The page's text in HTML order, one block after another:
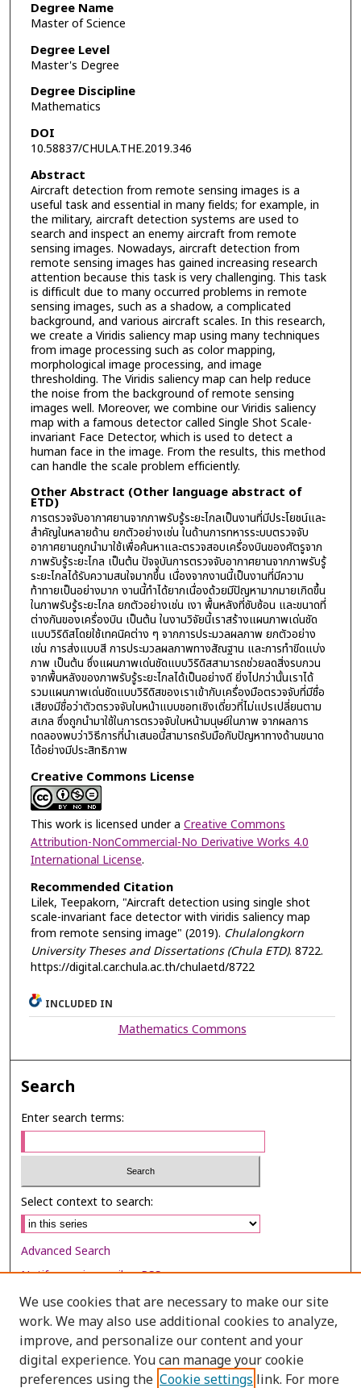
Degree Name
Master of Science
Degree Level
Master's Degree
Degree Discipline
Mathematics
DOI
10.58837/CHULA.THE.2019.346
Abstract
Aircraft detection from remote sensing images is a
useful task and essential in many fields; for example, in
the military, aircraft detection systems are used to
search and inspect an enemy aircraft from remote
sensing images. Nowadays, aircraft detection from
remote sensing images has gained increasing research
attention because this task is very challenging. This task
is difficult due to many occurred problems in remote
sensing images, such as a shadow, a complicated
background, and various aircraft scales. In this research,
we create a Viridis saliency map using many techniques
from image processing such as color mapping,
morphological image processing, and image
thresholding. The Viridis saliency map can help reduce
the noise from the background of remote sensing
images well. Moreover, we combine our Viridis saliency
map with a famous detector called Single Shot Scale-
invariant Face Detector, which is used to detect a
human face in the image. From the results, this method
can handle the scale problem efficiently.
Other Abstract (Other language abstract of
ETD)
การตรวจจับอากาศยานจากภาพรับรู้ระยะไกลเป็นงานที่มีประโยชน์และ
สำคัญในหลายด้าน ยกตัวอย่างเช่น ในด้านการทหารระบบตรวจจับ
อากาศยานถูกนำมาใช้เพื่อค้นหาและตรวจสอบเครื่องบินของศัตรูจาก
ภาพรับรู้ระยะไกล เป็นต้น ปัจจุบันการตรวจจับอากาศยานจากภาพรับรู้
ระยะไกลได้รับความสนใจมากขึ้น เนื่องจากงานนี้เป็นงานที่มีความ
ท้าทายเป็นอย่างมาก งานนี้ทำได้ยากเนื่องด้วยมีปัญหามากมายเกิดขึ้น
ในภาพรับรู้ระยะไกล ยกตัวอย่างเช่น เงา พื้นหลังที่ซับซ้อน และขนาดที่
ต่างกันของเครื่องบิน เป็นต้น ในงานวิจัยนี้เราสร้างแผนภาพเด่นชัด
แบบวิริดิสโดยใช้เทคนิคต่าง ๆ จากการประมวลผลภาพ ยกตัวอย่าง
เช่น การส่งแบบสี การประมวลผลภาพทางสัณฐาน และการทำขีดแบ่ง
ภาพ เป็นต้น ซึ่งแผนภาพเด่นชัดแบบวิริดิสสามารถช่วยลดสิ่งรบกวน
จากพื้นหลังของภาพรับรู้ระยะไกลได้เป็นอย่างดี ยิ่งไปกว่านั้นเราได้
รวมแผนภาพเด่นชัดแบบวิริดิสของเราเข้ากับเครื่องมือตรวจจับที่มีชื่อ
เสียงมีชื่อว่าตัวตรวจจับใบหน้าแบบชอทเชิงเดี่ยวที่ไม่แปรเปลี่ยนตาม
สเกล ซึ่งถูกนำมาใช้ในการตรวจจับใบหน้ามนุษย์ในภาพ จากผลการ
ทดลองพบว่าวิธีการที่นำเสนอนี้สามารถรับมือกับปัญหาทางด้านขนาด
ได้อย่างมีประสิทธิภาพ
Creative Commons License
This work is licensed under a Creative Commons
Attribution-NonCommercial-No Derivative Works 4.0
International License.
Recommended Citation
Lilek, Teepakorn, "Aircraft detection using single shot
scale-invariant face detector with viridis saliency map
from remote sensing image" (2019). Chulalongkorn
University Theses and Dissertations (Chula ETD). 8722.
https://digital.car.chula.ac.th/chulaetd/8722
INCLUDED IN
Mathematics Commons
Search
Enter search terms:
Select context to search:
Advanced Search
Notify me via email orRSS
Browse
Collections
Disciplines
We use cookies that are necessary to make our site
work. We may also use additional cookies to analyze,
improve, and personalize our content and your
digital experience. You can manage your cookie
preferences using the Cookie settings link. For more